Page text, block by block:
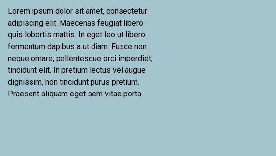
Lorem ipsum dolor sit amet, consectetur
adipiscing elit. Maecenas feugiat libero
quis lobortis mattis. In eget leo ut libero
fermentum dapibus a ut diam. Fusce non
neque ornare, pellentesque orci imperdiet,
tincidunt elit. In pretium lectus vel augue
dignissim, non tincidunt purus pretium.
Praesent aliquam eget sem vitae porta.